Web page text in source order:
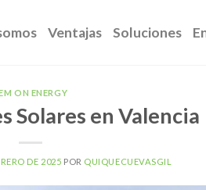
Ventajas Soluciones
ON ENERGY
Solares en Valencia
DE 2025 POR QUIQUECUEVASGIL